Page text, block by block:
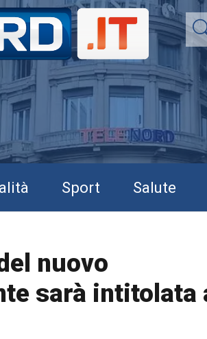
Sport Salute
nuovo
sarà intitolata